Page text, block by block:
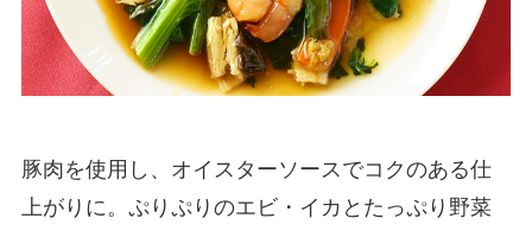
豚肉を使用し、オイスターソースでコクのある仕
上がりに。ぷりぷりのエビ・イカとたっぷり野菜